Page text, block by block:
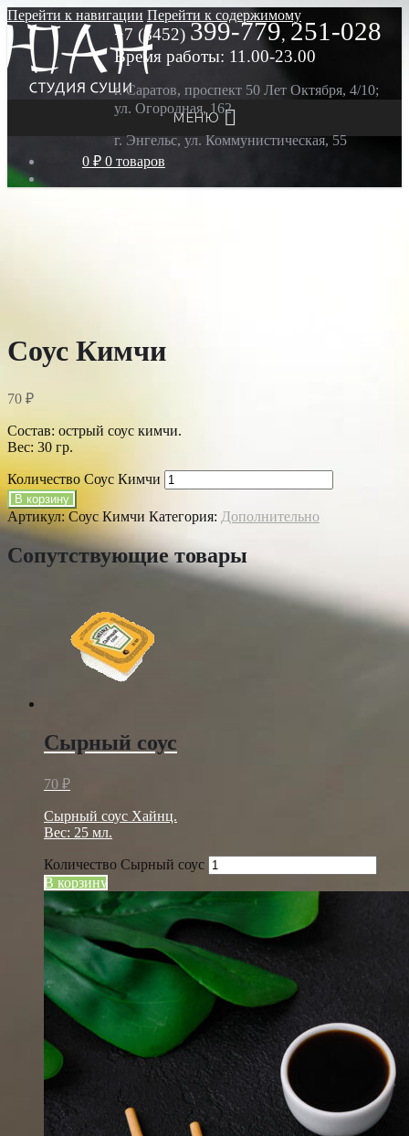
Перейти к навигации Перейти к содержимому
МЕНЮ
0 ₽ 0 товаров
+7 (8452) 399-779, 251-028
Время работы: 11.00-23.00
г. Саратов, проспект 50 Лет Октября, 4/10;
ул. Огородная, 162
г. Энгельс, ул. Коммунистическая, 55
Соус Кимчи
70 ₽
Состав: острый соус кимчи.
Вес: 30 гр.
Количество Соус Кимчи
В корзину
Артикул: Соус Кимчи Категория: Дополнительно
Сопутствующие товары
Сырный соус
70 ₽
Сырный соус Хайнц.
Вес: 25 мл.
Количество Сырный соус
В корзину